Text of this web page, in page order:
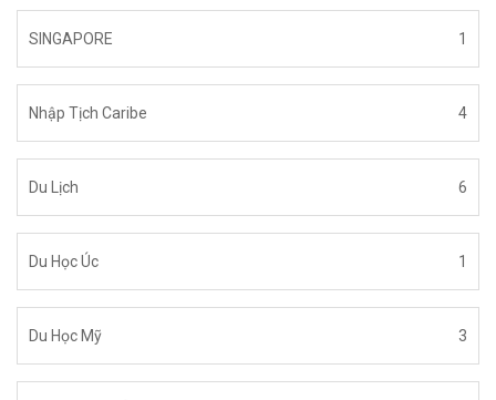
SINGAPORE 1
Nhập Tịch Caribe 4
Du Lịch 6
Du Học Úc 1
Du Học Mỹ 3